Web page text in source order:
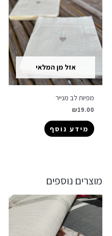
אזל מן המלאי
מפיות לב מנייר
₪19.00
מידע נוסף
מוצרים נוספים